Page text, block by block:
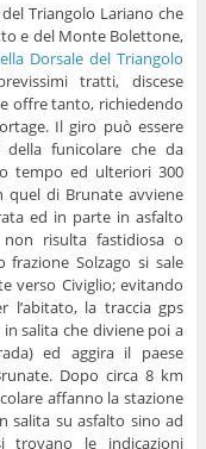
Triangolo Lariano che
e del Monte Bolettone,
Dorsale del Triangolo
tratti, discese
offre tanto, richiedendo
Il giro può essere
della funicolare che da
tempo ed ulteriori 300
quel di Brunate avviene
ed in parte in asfalto
risulta fastidiosa o
Solzago si sale
verso Civiglio; evitando
l’abitato, la traccia gps
salita che diviene poi a
ed aggira il paese
Dopo circa 8 km
affanno la stazione
salita su asfalto sino ad
trovano le indicazioni